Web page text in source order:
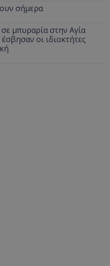
σήμερα
μπυραρία στην Αγία
οι ιδιοκτήτες